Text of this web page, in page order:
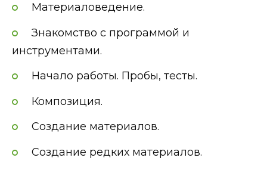
Материаловедение.
Знакомство с программой и
инструментами.
Начало работы. Пробы, тесты.
Композиция.
Создание материалов.
Создание редких материалов.